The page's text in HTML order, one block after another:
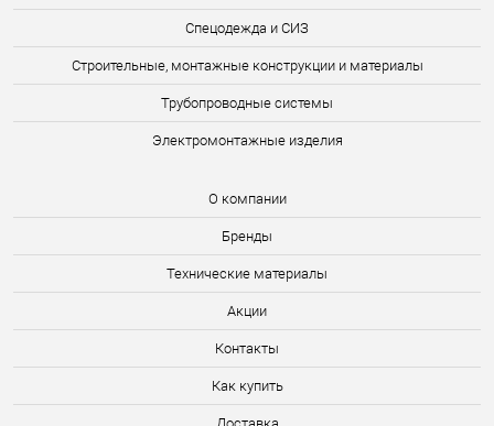
Спецодежда и СИЗ
Строительные, монтажные конструкции и материалы
Трубопроводные системы
Электромонтажные изделия
О компании
Бренды
Технические материалы
Акции
Контакты
Как купить